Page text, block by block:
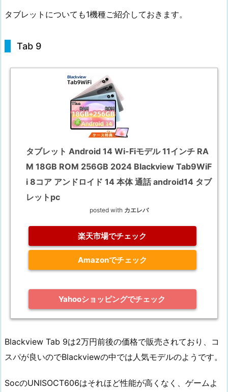
タブレットについても1機種ご紹介しておきます。
Tab 9
タブレット Android 14 Wi-Fiモデル 11インチ RA
M 18GB ROM 256GB 2024 Blackview Tab9WiF
i 8コア アンドロイド 14 本体 通話 android14 タブ
レットpc
posted with カエレバ
楽天市場でチェック
Amazonでチェック
Yahooショッピングでチェック
Blackview Tab 9は2万円前後の価格で販売されており、コ
スパが良いのでBlackviewの中では人気モデルのようです。
SocのUNISOCT606はそれほど性能が高くなく、ゲームよ